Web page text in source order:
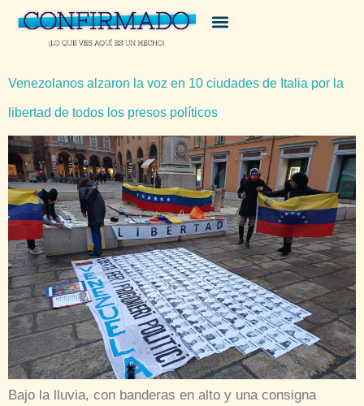
Venezolanos alzaron la voz en 10 ciudades de Italia por la
libertad de todos los presos políticos
Bajo la lluvia, con banderas en alto y una consigna